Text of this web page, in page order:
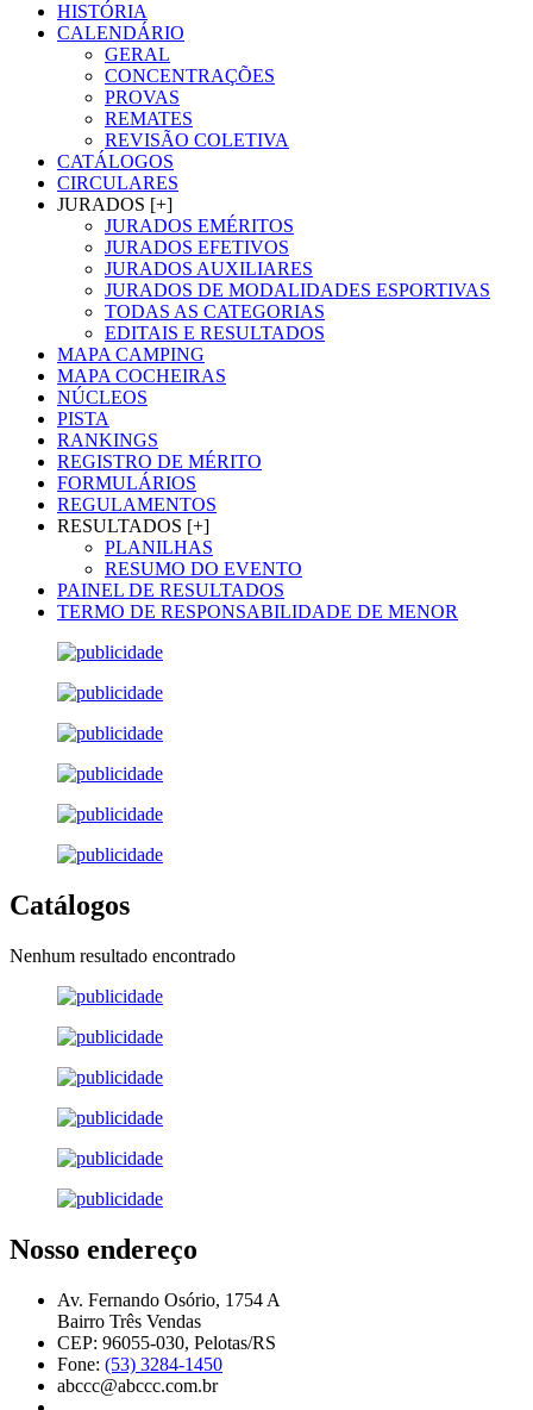
HISTÓRIA
CALENDÁRIO
GERAL
CONCENTRAÇÕES
PROVAS
REMATES
REVISÃO COLETIVA
CATÁLOGOS
CIRCULARES
JURADOS [+]
JURADOS EMÉRITOS
JURADOS EFETIVOS
JURADOS AUXILIARES
JURADOS DE MODALIDADES ESPORTIVAS
TODAS AS CATEGORIAS
EDITAIS E RESULTADOS
MAPA CAMPING
MAPA COCHEIRAS
NÚCLEOS
PISTA
RANKINGS
REGISTRO DE MÉRITO
FORMULÁRIOS
REGULAMENTOS
RESULTADOS [+]
PLANILHAS
RESUMO DO EVENTO
PAINEL DE RESULTADOS
TERMO DE RESPONSABILIDADE DE MENOR
Catálogos
Nenhum resultado encontrado
Nosso endereço
Av. Fernando Osório, 1754 A
Bairro Três Vendas
CEP: 96055-030, Pelotas/RS
Fone: (53) 3284-1450
abccc@abccc.com.br